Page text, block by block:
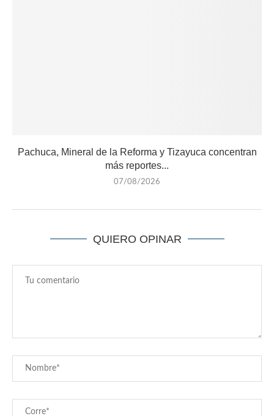
Pachuca, Mineral de la Reforma y Tizayuca concentran
más reportes...
07/08/2026
QUIERO OPINAR